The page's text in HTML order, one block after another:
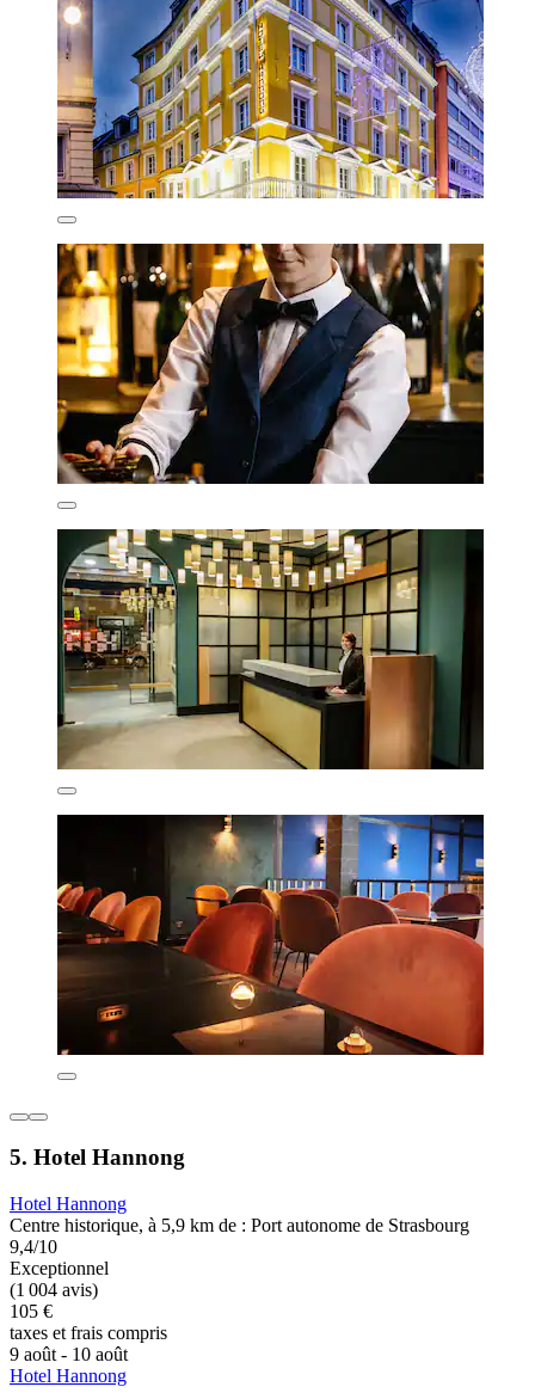
5. Hotel Hannong
Hotel Hannong
Centre historique, à 5,9 km de : Port autonome de Strasbourg
9,4/10
Exceptionnel
(1 004 avis)
105 €
taxes et frais compris
9 août - 10 août
Hotel Hannong